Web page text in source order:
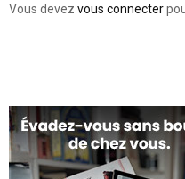
Vous devez vous connecter